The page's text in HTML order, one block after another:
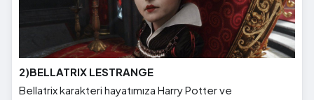
2)BELLATRIX LESTRANGE
Bellatrix karakteri hayatımıza Harry Potter ve